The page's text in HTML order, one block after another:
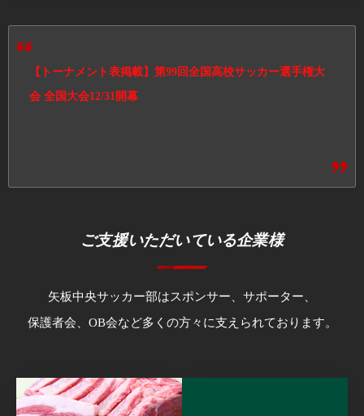
【トーナメント表掲載】第99回全国高校サッカー選手権大
会 全国大会12/31開幕
ご支援いただいている企業様
矢板中央サッカー部はスポンサー、サポーター、
保護者会、OB会など多くの方々に支えられております。